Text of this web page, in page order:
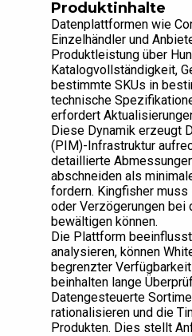
Produktinhalte
Datenplattformen wie
Einzelhändler und
Produktleistung über
Katalogvollständigkeit,
bestimmte SKUs in
technische
erfordert
Diese Dynamik erzeugt
(PIM)-Infrastruktur
detaillierte
abschneiden als
fordern. Kingfisher
oder Verzögerungen bei
bewältigen können.
Die Plattform
analysieren, können
begrenzter
beinhalten lange
Datengesteuerte
rationalisieren und die
Produkten. Dies stellt